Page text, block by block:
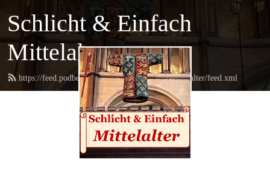
Schlicht & Einfach
Mittelalter
https://feed.podbean.com/schlichtundeinfachmittelalter/feed.xml